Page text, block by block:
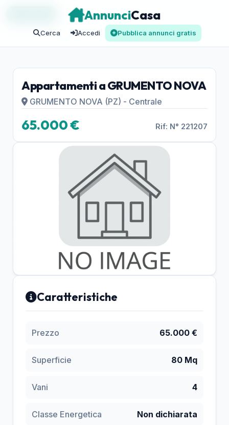
AnnunciCasa
Cerca Accedi Pubblica annunci gratis
Appartamenti a GRUMENTO NOVA
GRUMENTO NOVA (PZ) - Centrale
65.000 € Rif: N° 221207
Caratteristiche
Prezzo 65.000 €
Superficie 80 Mq
Vani 4
Classe Energetica Non dichiarata